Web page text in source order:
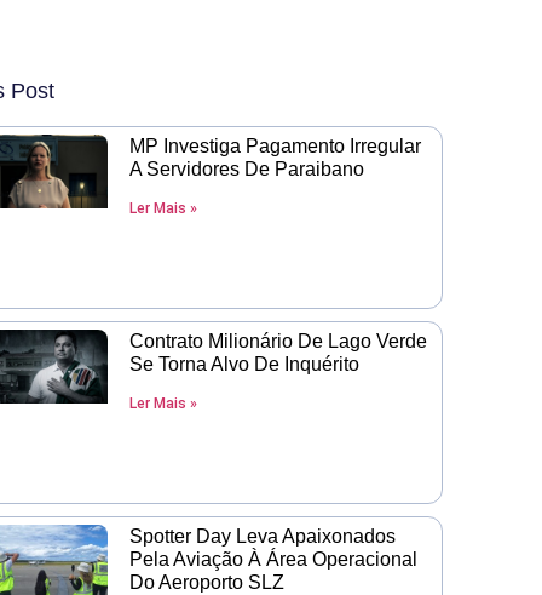
Post
MP Investiga Pagamento Irregular
A Servidores De Paraibano
Ler Mais »
Contrato Milionário De Lago Verde
Se Torna Alvo De Inquérito
Ler Mais »
Spotter Day Leva Apaixonados
Pela Aviação À Área Operacional
Do Aeroporto SLZ